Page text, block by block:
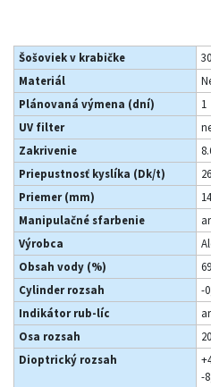
Šošoviek v krabičke
30
Materiál
Plánovaná výmena (dní)
1
UV filter
Zakrivenie
Priepustnosť kyslíka (Dk/t)
26
Priemer (mm)
Manipulačné sfarbenie
Výrobca
Obsah vody (%)
69
Cylinder rozsah
-
Indikátor rub-líc
Osa rozsah
Dioptrický rozsah
-